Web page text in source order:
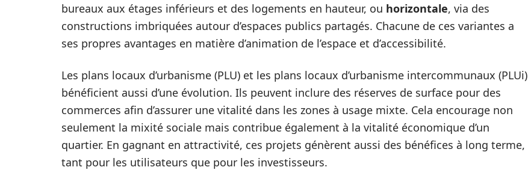
bureaux aux étages inférieurs et des logements en hauteur, ou horizontale, via des
constructions imbriquées autour d’espaces publics partagés. Chacune de ces variantes a
ses propres avantages en matière d’animation de l’espace et d’accessibilité.
Les plans locaux d’urbanisme (PLU) et les plans locaux d’urbanisme intercommunaux (PLUi)
bénéficient aussi d’une évolution. Ils peuvent inclure des réserves de surface pour des
commerces afin d’assurer une vitalité dans les zones à usage mixte. Cela encourage non
seulement la mixité sociale mais contribue également à la vitalité économique d’un
quartier. En gagnant en attractivité, ces projets génèrent aussi des bénéfices à long terme,
tant pour les utilisateurs que pour les investisseurs.